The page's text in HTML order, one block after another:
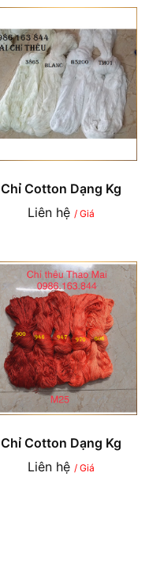
Chỉ Cotton Dạng Kg
Liên hệ / Giá
Chỉ Cotton Dạng Kg
Liên hệ / Giá